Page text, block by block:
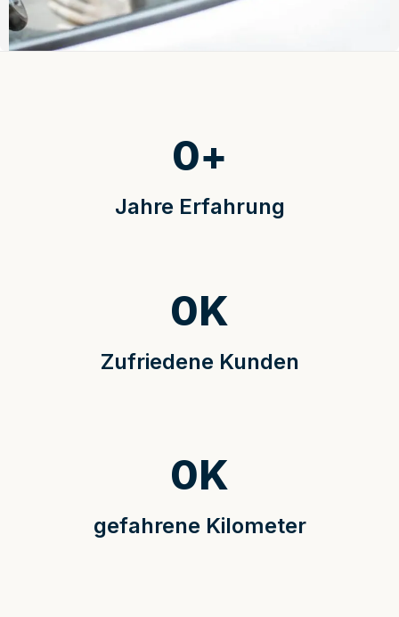
Jahre Erfahrung
0+
Zufriedene Kunden
0K
gefahrene Kilometer
0K